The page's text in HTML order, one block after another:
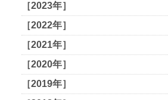
［2023年］
［2022年］
［2021年］
［2020年］
［2019年］